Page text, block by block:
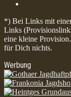
*) Bei Links mit
Links
eine kleine
für Dich nichts.
Werbung